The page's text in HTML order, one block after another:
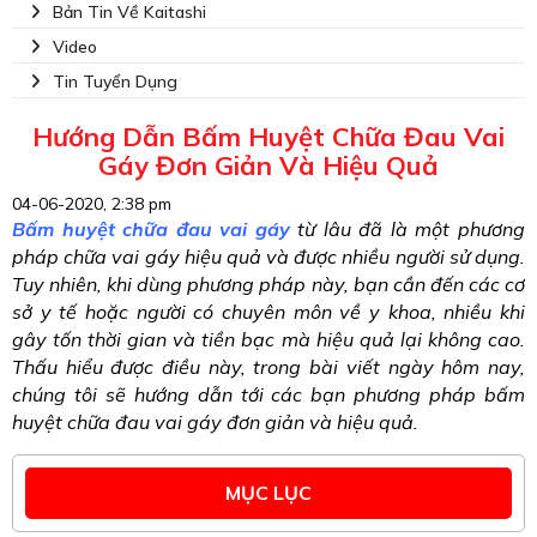
Bản Tin Về Kaitashi
Video
Tin Tuyển Dụng
Hướng Dẫn Bấm Huyệt Chữa Đau Vai
Gáy Đơn Giản Và Hiệu Quả
04-06-2020, 2:38 pm
Bấm huyệt chữa đau vai gáytừ lâu đã là một phương
pháp chữa vai gáy hiệu quả và được nhiều người sử dụng.
Tuy nhiên, khi dùng phương pháp này, bạn cần đến các cơ
sở y tế hoặc người có chuyên môn về y khoa, nhiều khi
gây tốn thời gian và tiền bạc mà hiệu quả lại không cao.
Thấu hiểu được điều này, trong bài viết ngày hôm nay,
chúng tôi sẽ hướng dẫn tới các bạn phương pháp bấm
huyệt chữa đau vai gáy đơn giản và hiệu quả.
MỤC LỤC